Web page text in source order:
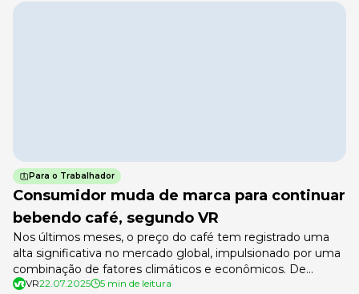
Para o Trabalhador
Consumidor muda de marca para continuar
bebendo café, segundo VR
Nos últimos meses, o preço do café tem registrado uma
alta significativa no mercado global, impulsionado por uma
combinação de fatores climáticos e econômicos. De
acordo com um levantamento realizado pela VR,
VR22.07.2025 5 min de leitura